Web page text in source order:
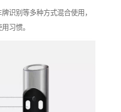
识别等多种方式混合使用，
习惯。